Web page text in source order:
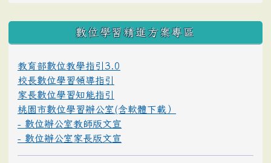
數位學習精進方案專區
教育部數位教學指引3.0
校長數位學習領導指引
家長數位學習知能指引
桃園市數位學習辦公室(含軟體下載）
- 數位辦公室教師版文宣
- 數位辦公室家長版文宣